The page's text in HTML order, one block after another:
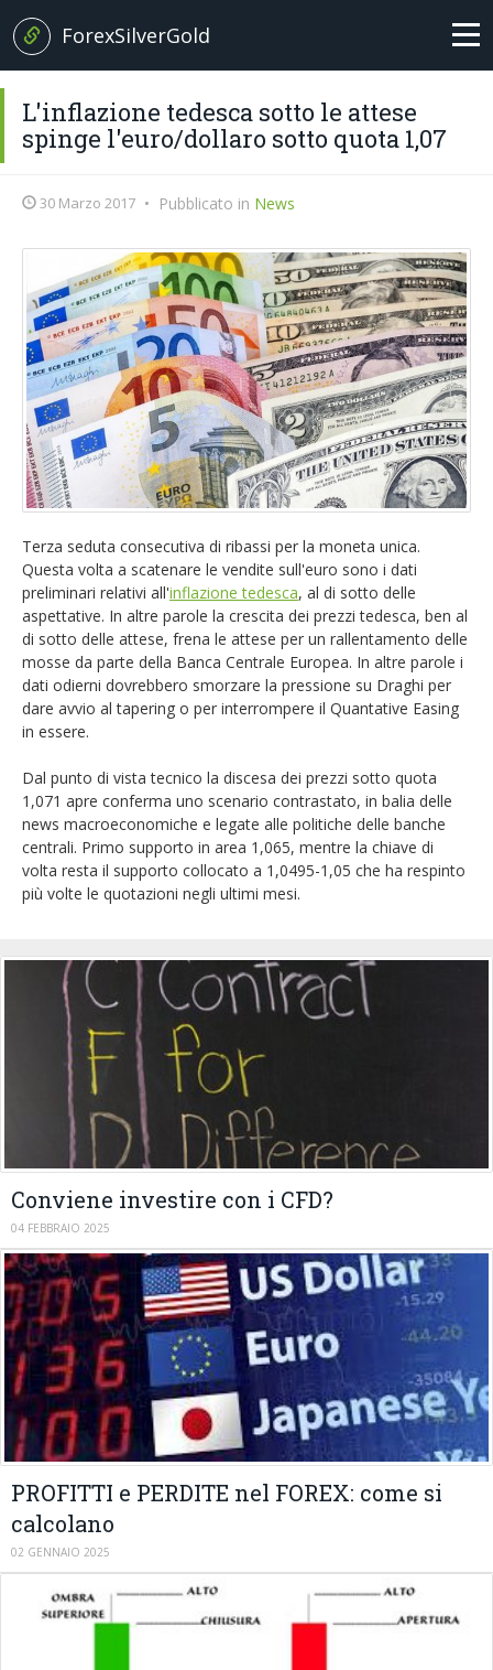
ForexSilverGold
News
+ Analisi
EUR/USD
Petrolio
Oro
Argento
EUR/GBP
GBP/USD
Ftse Mib
Altri
Brexit News
Broker
Forex Trading
Glossario
L'inflazione tedesca sotto le attese
spinge l'euro/dollaro sotto quota 1,07
30 Marzo 2017 • Pubblicato in News
Terza seduta consecutiva di ribassi per la moneta unica.
Questa volta a scatenare le vendite sull'euro sono i dati
preliminari relativi all'inflazione tedesca, al di sotto delle
aspettative. In altre parole la crescita dei prezzi tedesca, ben al
di sotto delle attese, frena le attese per un rallentamento delle
mosse da parte della Banca Centrale Europea. In altre parole i
dati odierni dovrebbero smorzare la pressione su Draghi per
dare avvio al tapering o per interrompere il Quantative Easing
in essere.
Dal punto di vista tecnico la discesa dei prezzi sotto quota
1,071 apre conferma uno scenario contrastato, in balia delle
news macroeconomiche e legate alle politiche delle banche
centrali. Primo supporto in area 1,065, mentre la chiave di
volta resta il supporto collocato a 1,0495-1,05 che ha respinto
più volte le quotazioni negli ultimi mesi.
Conviene investire con i CFD?
04 FEBBRAIO 2025
PROFITTI e PERDITE nel FOREX: come si
calcolano
02 GENNAIO 2025